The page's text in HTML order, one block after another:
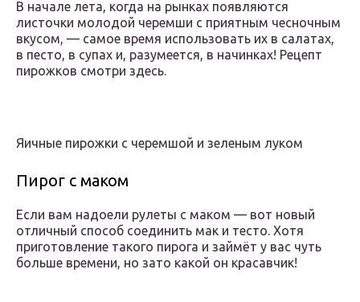
В начале лета, когда на рынках появляются
листочки молодой черемши с приятным чесночным
вкусом, — самое время использовать их в салатах,
в песто, в супах и, разумеется, в начинках! Рецепт
пирожков смотри здесь.
Яичные пирожки с черемшой и зеленым луком
Пирог с маком
Если вам надоели рулеты с маком — вот новый
отличный способ соединить мак и тесто. Хотя
приготовление такого пирога и займёт у вас чуть
больше времени, но зато какой он красавчик!